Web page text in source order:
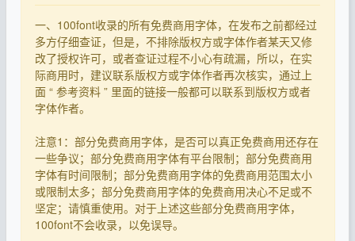
一、100font收录的所有免费商用字体，在发布之前都经过
多方仔细查证，但是，不排除版权方或字体作者某天又修
改了授权许可，或者查证过程不小心有疏漏，所以，在实
际商用时，建议联系版权方或字体作者再次核实，通过上
面 “ 参考资料 ” 里面的链接一般都可以联系到版权方或者
字体作者。
注意1：部分免费商用字体，是否可以真正免费商用还存在
一些争议；部分免费商用字体有平台限制；部分免费商用
字体有时间限制；部分免费商用字体的免费商用范围太小
或限制太多；部分免费商用字体的免费商用决心不足或不
坚定；请慎重使用。对于上述这些部分免费商用字体，
100font不会收录，以免误导。